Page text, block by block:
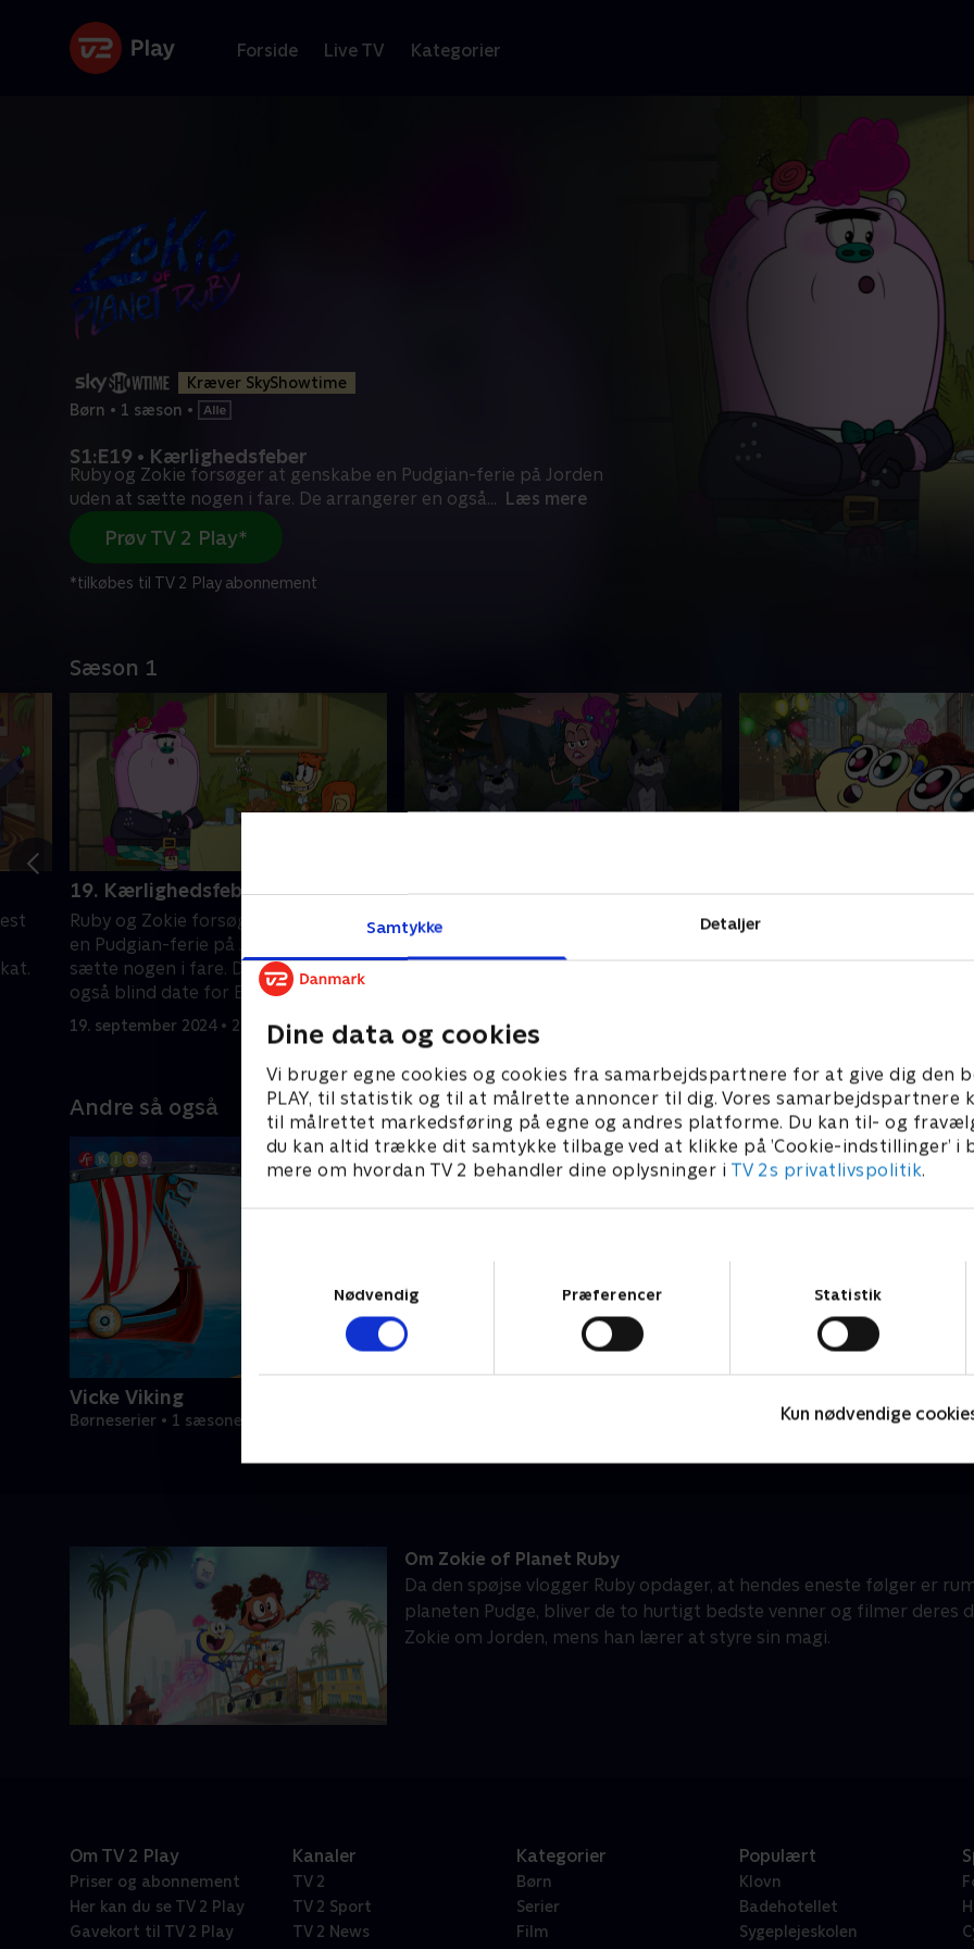
Samtykke Detaljer
Dine data og cookies
Vi bruger egne cookies og cookies fra samarbejdspartnere for at give dig den
PLAY, til statistik og til at målrette annoncer til dig. Vores samarbejdspartnere
til målrettet markedsføring på egne og andres platforme. Du kan til- og
du kan altid trække dit samtykke tilbage ved at klikke på ’Cookie-indstillinger’ i
mere om hvordan TV 2 behandler dine oplysninger i TV 2s privatlivspolitik.
Nødvendig
Præferencer Statistik
Kun nødvendige
Forside Live TV Kategorier
Kræver SkyShowtime
Børn • 1 sæson •
S1:E19 • Kærlighedsfeber
Ruby og Zokie forsøger at genskabe en Pudgian-ferie på Jorden
uden at sætte nogen i fare. De arrangerer en også... Læs mere
Prøv TV 2 Play*
*tilkøbes til TV 2 Play abonnement
Sæson 1
19. Kærlighedsfeber
Ruby og Zokie forsøger at genskabe
en Pudgian-ferie på Jorden uden at
sætte nogen i fare. De arrangerer en
også blind date for Earl.
19. september 2024 • 21 min
20. Tweenkle fornyr sit image
Earl er stjernen i en sæbeopera i en
Da ungerne finder ud af, at
Andre så også
Vicke Viking
Børneserier • 1 sæsoner
Om Zokie of Planet Ruby
Da den spøjse vlogger Ruby opdager, at hendes eneste følger er
planeten Pudge, bliver de to hurtigt bedste venner og filmer deres
Zokie om Jorden, mens han lærer at styre sin magi.
Om TV 2 Play
Priser og abonnement
Her kan du se TV 2 Play
Gavekort til TV 2 Play
Kanaler
TV 2
TV 2 Sport
TV 2 News
Kategorier
Børn
Serier
Film
Populært
Klovn
Badehotellet
Sygeplejeskolen